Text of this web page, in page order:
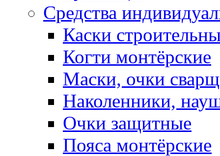
Средства
Каски
Когти монтёрские
Маски, очки
Наколенники,
Очки защитные
Пояса монтёрские